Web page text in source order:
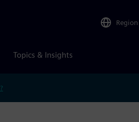
Region
Topics & Insights